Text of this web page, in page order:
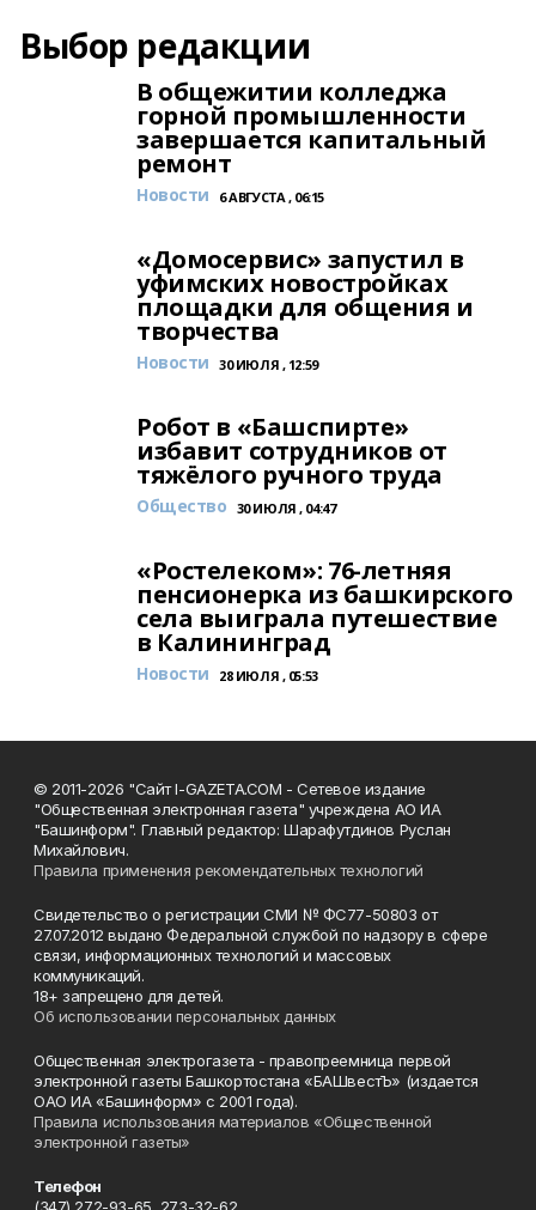
Выбор редакции
В общежитии колледжа
горной промышленности
завершается капитальный
ремонт
Новости 6 АВГУСТА , 06:15
«Домосервис» запустил в
уфимских новостройках
площадки для общения и
творчества
Новости 30 ИЮЛЯ , 12:59
Робот в «Башспирте»
избавит сотрудников от
тяжёлого ручного труда
Общество 30 ИЮЛЯ , 04:47
«Ростелеком»: 76-летняя
пенсионерка из башкирского
села выиграла путешествие
в Калининград
Новости 28 ИЮЛЯ , 05:53
© 2011-2026 "Сайт I-GAZETA.COM - Сетевое издание
"Общественная электронная газета" учреждена АО ИА
"Башинформ". Главный редактор: Шарафутдинов Руслан
Михайлович.
Правила применения рекомендательных технологий
Свидетельство о регистрации СМИ № ФС77-50803 от
27.07.2012 выдано Федеральной службой по надзору в сфере
связи, информационных технологий и массовых
коммуникаций.
18+ запрещено для детей.
Об использовании персональных данных
Общественная электрогазета - правопреемница первой
электронной газеты Башкортостана «БАШвестЪ» (издается
ОАО ИА «Башинформ» с 2001 года).
Правила использования материалов «Общественной
электронной газеты»
Телефон